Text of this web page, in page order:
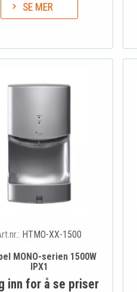
SE MER
HTMO-XX-1500
MONO-serien 1500W
IPX1
inn for å se priser